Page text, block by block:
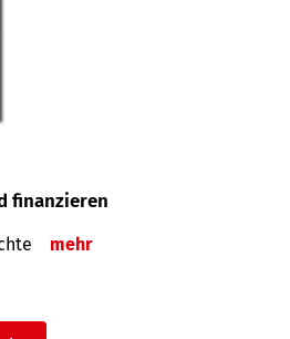
finanzieren
mehr